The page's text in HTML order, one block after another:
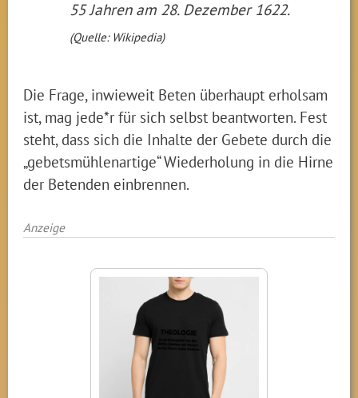
55 Jahren am 28. Dezember 1622.
(Quelle: Wikipedia)
Die Frage, inwieweit Beten überhaupt erholsam
ist, mag jede*r für sich selbst beantworten. Fest
steht, dass sich die Inhalte der Gebete durch die
„gebetsmühlenartige“ Wiederholung in die Hirne
der Betenden einbrennen.
Anzeige